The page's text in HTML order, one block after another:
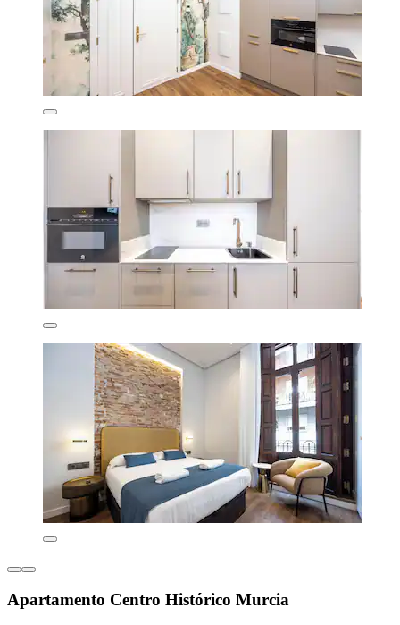
Apartamento Centro Histórico Murcia